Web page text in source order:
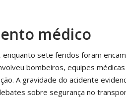
médico
enquanto sete feridos foram
bombeiros, equipes
A gravidade do acidente
sobre segurança no